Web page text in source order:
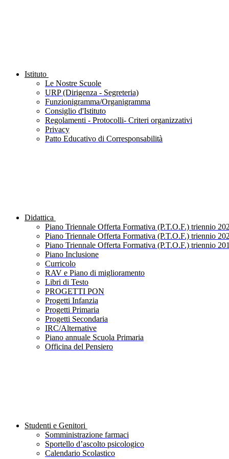
Istituto
Le Nostre Scuole
URP (Dirigenza - Segreteria)
Funzionigramma/Organigramma
Consiglio d'Istituto
Regolamenti - Protocolli- Criteri organizzativi
Privacy
Patto Educativo di Corresponsabilità
Didattica
Piano Triennale Offerta Formativa (P.T.O.F.) triennio
Piano Triennale Offerta Formativa (P.T.O.F.) triennio
Piano Triennale Offerta Formativa (P.T.O.F.) triennio
Piano Inclusione
Curricolo
RAV e Piano di miglioramento
Libri di Testo
PROGETTI PON
Progetti Infanzia
Progetti Primaria
Progetti Secondaria
IRC/Alternative
Piano annuale Scuola Primaria
Officina del Pensiero
Studenti e Genitori
Somministrazione farmaci
Sportello d’ascolto psicologico
Calendario Scolastico